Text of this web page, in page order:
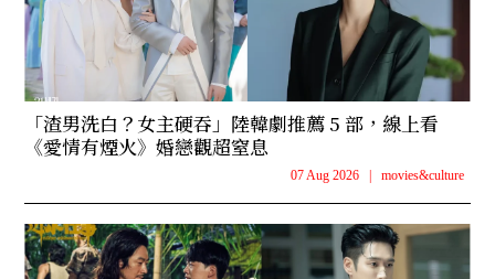
「渣男洗白？女主硬吞」陸韓劇推薦 5 部，線上看
《愛情有煙火》婚戀觀超窒息
07 Aug 2026 movies&culture